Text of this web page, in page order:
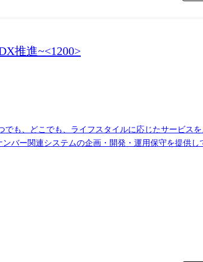
推進~<1200>
も、どこでも、ライフスタイルに応じたサービス
バー関連システムの企画・開発・運用保守を提供
の方式検討・開発～維持運用に携わって頂きます
検討・開発 業務の特徴 ・基盤技術者の大部屋化に取り組んでお
約、活用を積極的に行っています。 ・環境構築自